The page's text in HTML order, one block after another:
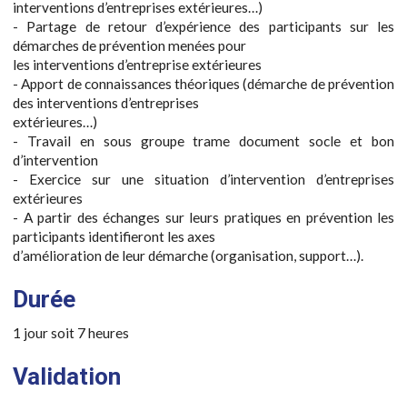
interventions d’entreprises extérieures…)
- Partage de retour d’expérience des participants sur les
démarches de prévention menées pour
les interventions d’entreprise extérieures
- Apport de connaissances théoriques (démarche de prévention
des interventions d’entreprises
extérieures…)
- Travail en sous groupe trame document socle et bon
d’intervention
- Exercice sur une situation d’intervention d’entreprises
extérieures
- A partir des échanges sur leurs pratiques en prévention les
participants identifieront les axes
d’amélioration de leur démarche (organisation, support…).
Durée
1 jour soit 7 heures
Validation